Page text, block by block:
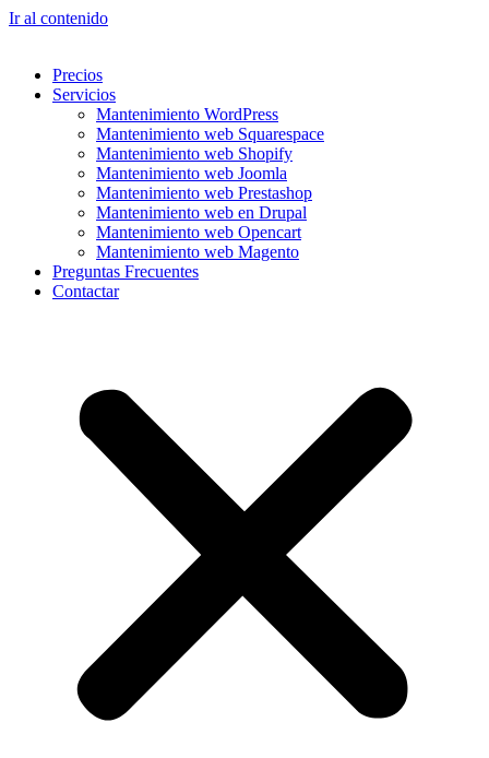
Ir al contenido
Precios
Servicios
Mantenimiento WordPress
Mantenimiento web Squarespace
Mantenimiento web Shopify
Mantenimiento web Joomla
Mantenimiento web Prestashop
Mantenimiento web en Drupal
Mantenimiento web Opencart
Mantenimiento web Magento
Preguntas Frecuentes
Contactar